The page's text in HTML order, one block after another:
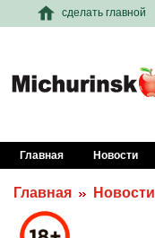
сделать главной
Главная Новости
Главная Новости